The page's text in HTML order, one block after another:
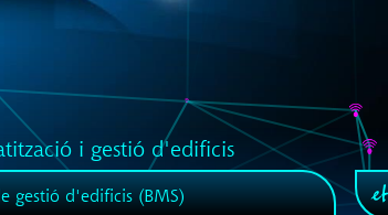
i gestió d'edificis
gestió d'edificis (BMS)